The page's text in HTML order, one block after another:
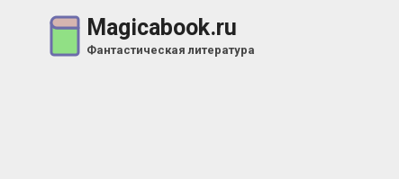
содержимому
Magicabook.ru
Фантастическая литература